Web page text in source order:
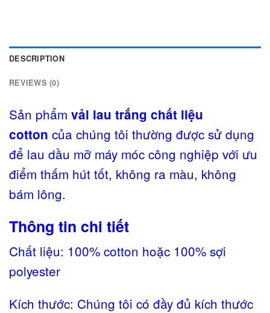
DESCRIPTION
REVIEWS (0)
Sản phẩm vải lau trắng chất liệu
cotton của chúng tôi thường được sử dụng
để lau dầu mỡ máy móc công nghiệp với ưu
điểm thấm hút tốt, không ra màu, không
bám lông.
Thông tin chi tiết
Chất liệu: 100% cotton hoặc 100% sợi
polyester
Kích thước: Chúng tôi có đầy đủ kích thước